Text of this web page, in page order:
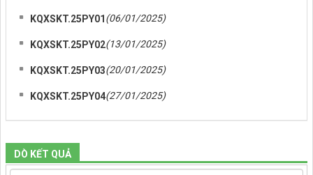
KQXSKT.25PY01 (06/01/2025)
KQXSKT.25PY02(13/01/2025)
KQXSKT.25PY03(20/01/2025)
KQXSKT.25PY04(27/01/2025)
DÒ KẾT QUẢ